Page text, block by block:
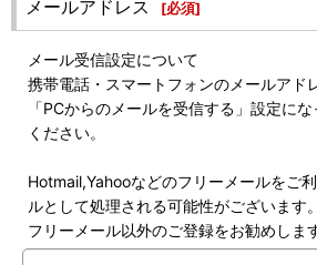
メールアドレス [必須]
メール受信設定について
携帯電話・スマートフォンのメールアド
「PCからのメールを受信する」設定に
ください。
Hotmail,Yahooなどのフリーメールをご
ルとして処理される可能性がございます。
フリーメール以外のご登録をお勧めします